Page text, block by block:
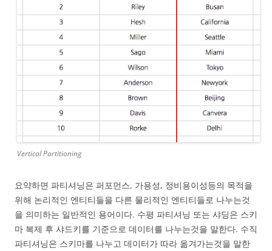
Vertical Partitioning
요약하면 파티셔닝은 퍼포먼스, 가용성, 정비용이성등의 목적을
위해 논리적인 엔티티들을 다른 물리적인 엔티티들로 나누는것
을 의미하는 일반적인 용어이다. 수평 파티셔닝 또는 샤딩은 스키
마 복제 후 샤드키를 기준으로 데이터를 나누는것을 말한다. 수직
파티셔닝은 스키마를 나누고 데이터가 따라 옮겨가는것을 말한